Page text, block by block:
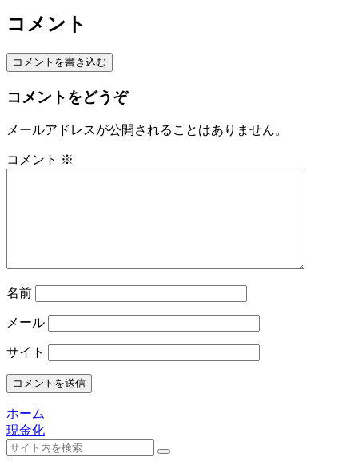
コメント
コメントを書き込む
コメントをどうぞ
メールアドレスが公開されることはありません。
コメント ※
名前
メール
サイト
ホーム
現金化